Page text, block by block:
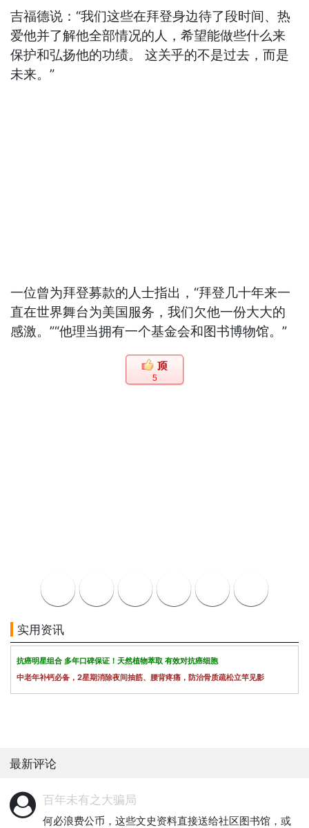
吉福德说：“我们这些在拜登身边待了段时间、热
爱他并了解他全部情况的人，希望能做些什么来
保护和弘扬他的功绩。 这关乎的不是过去，而是
未来。”
一位曾为拜登募款的人士指出，“拜登几十年来一
直在世界舞台为美国服务，我们欠他一份大大的
感激。”“他理当拥有一个基金会和图书博物馆。”
5
实用资讯
抗癌明星组合 多年口碑保证！天然植物萃取 有效对抗癌细胞
中老年补钙必备，2星期消除夜间抽筋、腰背疼痛，防治骨质疏松立竿见影
最新评论
百年未有之大骗局
何必浪费公币，这些文史资料直接送给社区图书馆，或